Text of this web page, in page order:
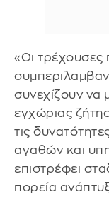
«Οι τρέχουσες
συνεχίζουν να
εγχώριας
τις
αγαθών και
επιστρέφει
πορεία